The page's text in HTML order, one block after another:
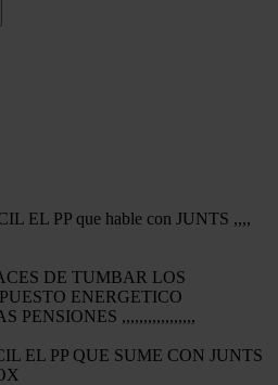
EL PP que hable con JUNTS ,,,,
DE TUMBAR LOS
ENERGETICO
PENSIONES ,,,,,,,,,,,,,,,,,
EL PP QUE SUME CON JUNTS